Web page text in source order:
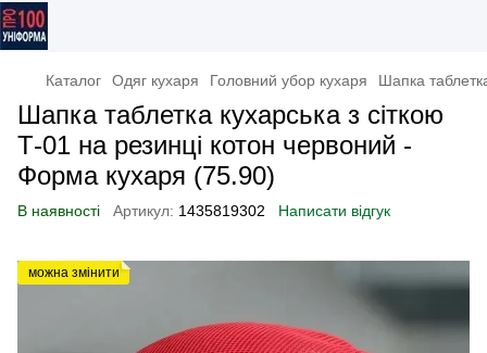
Каталог Одяг кухаря Головний убор кухаря Шапка
Шапка таблетка кухарська з сіткою
Т-01 на резинці котон червоний -
Форма кухаря (75.90)
В наявності Артикул: 1435819302 Написати відгук
можна змінити